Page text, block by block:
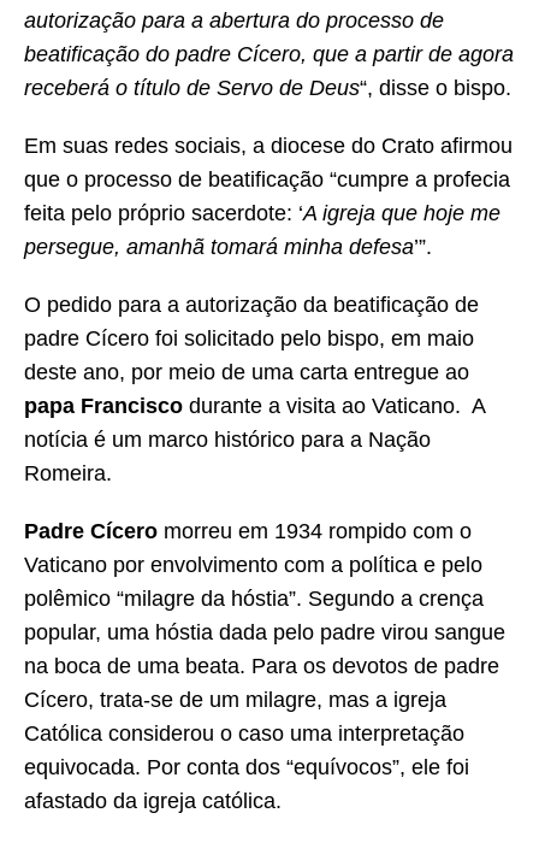
autorização para a abertura do processo de
beatificação do padre Cícero, que a partir de agora
receberá o título de Servo de Deus“, disse o bispo.
Em suas redes sociais, a diocese do Crato afirmou
que o processo de beatificação “cumpre a profecia
feita pelo próprio sacerdote: ‘A igreja que hoje me
persegue, amanhã tomará minha defesa’”.
O pedido para a autorização da beatificação de
padre Cícero foi solicitado pelo bispo, em maio
deste ano, por meio de uma carta entregue ao
papa Francisco durante a visita ao Vaticano. A
notícia é um marco histórico para a Nação
Romeira.
Padre Cícero morreu em 1934 rompido com o
Vaticano por envolvimento com a política e pelo
polêmico “milagre da hóstia”. Segundo a crença
popular, uma hóstia dada pelo padre virou sangue
na boca de uma beata. Para os devotos de padre
Cícero, trata-se de um milagre, mas a igreja
Católica considerou o caso uma interpretação
equivocada. Por conta dos “equívocos”, ele foi
afastado da igreja católica.